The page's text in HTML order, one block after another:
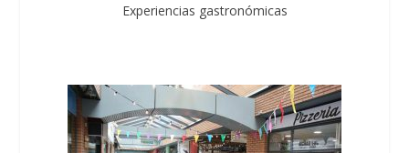
Experiencias gastronómicas